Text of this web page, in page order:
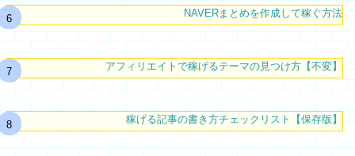
NAVERまとめを作成して稼ぐ方法
アフィリエイトで稼げるテーマの見つけ方【不変】
稼げる記事の書き方チェックリスト【保存版】